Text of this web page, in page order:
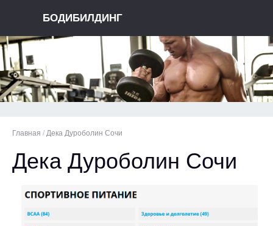
БОДИБИЛДИНГ
Главная / Дека Дуроболин Сочи
Дека Дуроболин Сочи